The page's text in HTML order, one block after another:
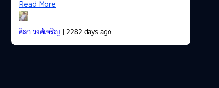
Read More
ศิลา วงศ์เจริญ | 2282 days ago